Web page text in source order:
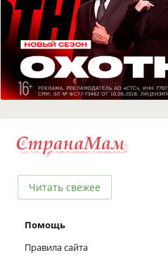
Читать свежее
Помощь
Правила сайта